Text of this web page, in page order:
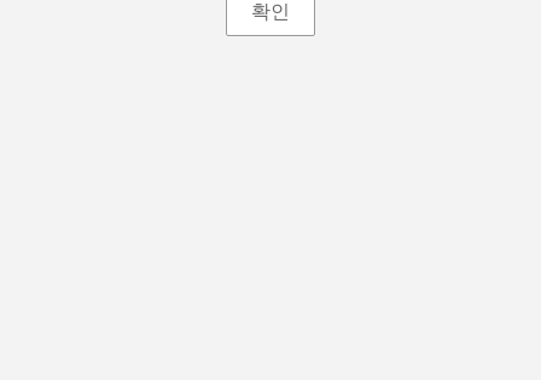
확인